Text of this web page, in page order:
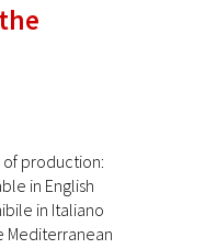
production:
in English
in Italiano
Mediterranean